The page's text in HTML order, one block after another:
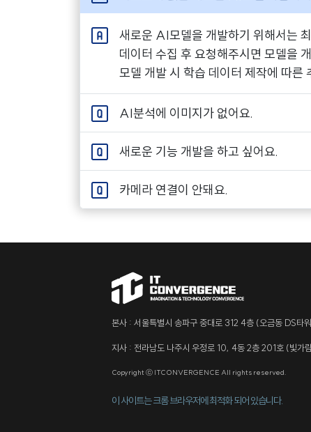
새로운 AI모델을 개발하기 위해서는
데이터 수집 후 요청해주시면 모델을
모델 개발 시 학습 데이터 제작에 따른
AI분석에 이미지가 없어요.
새로운 기능 개발을 하고 싶어요.
카메라 연결이 안돼요.
본사 : 서울특별시 송파구 중대로 312 4층 (오금동 DS타
지사 : 전라남도 나주시 우정로 10, 4동 2층 201호 (빛가
Copyright ⓒ ITCONVERGENCE All rights reserved.
이 사이트는 크롬 브라우저에 최적화 되어 있습니다.